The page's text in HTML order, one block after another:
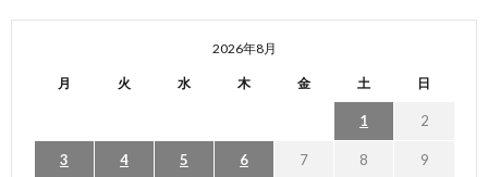
2026年8月
月 火 水 木 金 土 日
1 2
3 4 5 6 7 8 9